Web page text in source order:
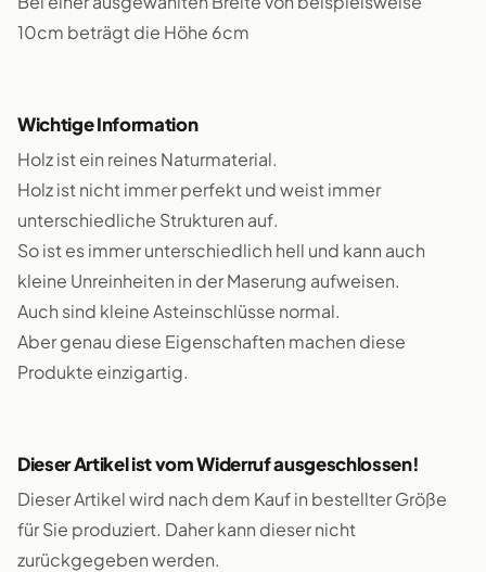
10cm beträgt die Höhe 6cm
Wichtige Information
Holz ist ein reines Naturmaterial.
Holz ist nicht immer perfekt und weist immer
unterschiedliche Strukturen auf.
So ist es immer unterschiedlich hell und kann auch
kleine Unreinheiten in der Maserung aufweisen.
Auch sind kleine Asteinschlüsse normal.
Aber genau diese Eigenschaften machen diese
Produkte einzigartig.
Dieser Artikel ist vom Widerruf ausgeschlossen!
Dieser Artikel wird nach dem Kauf in bestellter Größe
für Sie produziert. Daher kann dieser nicht
zurückgegeben werden.